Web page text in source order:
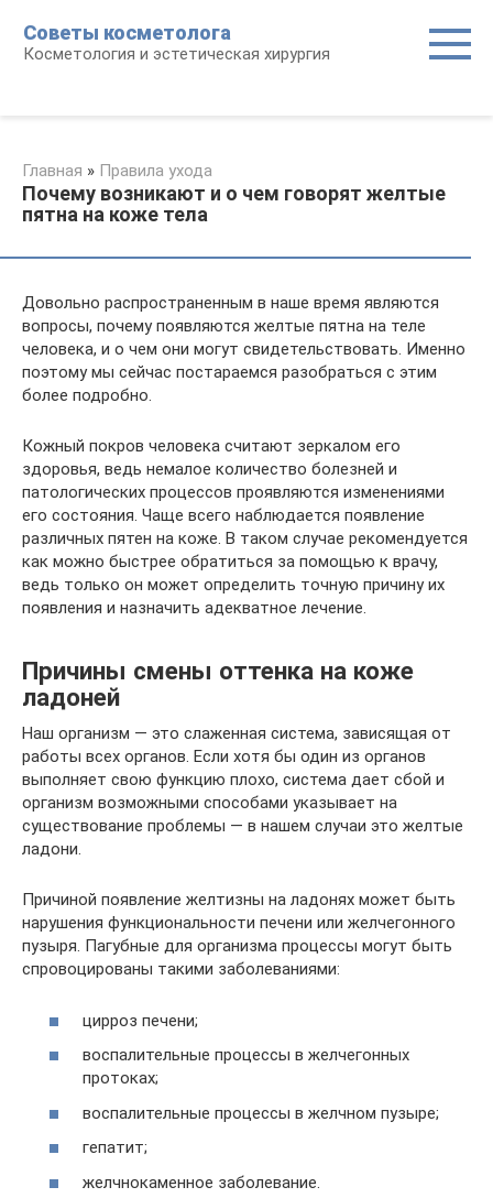
контенту
Советы косметолога
Косметология и эстетическая хирургия
Главная » Правила ухода
Почему возникают и о чем говорят желтые
пятна на коже тела
Довольно распространенным в наше время являются
вопросы, почему появляются желтые пятна на теле
человека, и о чем они могут свидетельствовать. Именно
поэтому мы сейчас постараемся разобраться с этим
более подробно.
Кожный покров человека считают зеркалом его
здоровья, ведь немалое количество болезней и
патологических процессов проявляются изменениями
его состояния. Чаще всего наблюдается появление
различных пятен на коже. В таком случае рекомендуется
как можно быстрее обратиться за помощью к врачу,
ведь только он может определить точную причину их
появления и назначить адекватное лечение.
Причины смены оттенка на коже
ладоней
Наш организм — это слаженная система, зависящая от
работы всех органов. Если хотя бы один из органов
выполняет свою функцию плохо, система дает сбой и
организм возможными способами указывает на
существование проблемы — в нашем случаи это желтые
ладони.
Причиной появление желтизны на ладонях может быть
нарушения функциональности печени или желчегонного
пузыря. Пагубные для организма процессы могут быть
спровоцированы такими заболеваниями:
цирроз печени;
воспалительные процессы в желчегонных
протоках;
воспалительные процессы в желчном пузыре;
гепатит;
желчнокаменное заболевание.